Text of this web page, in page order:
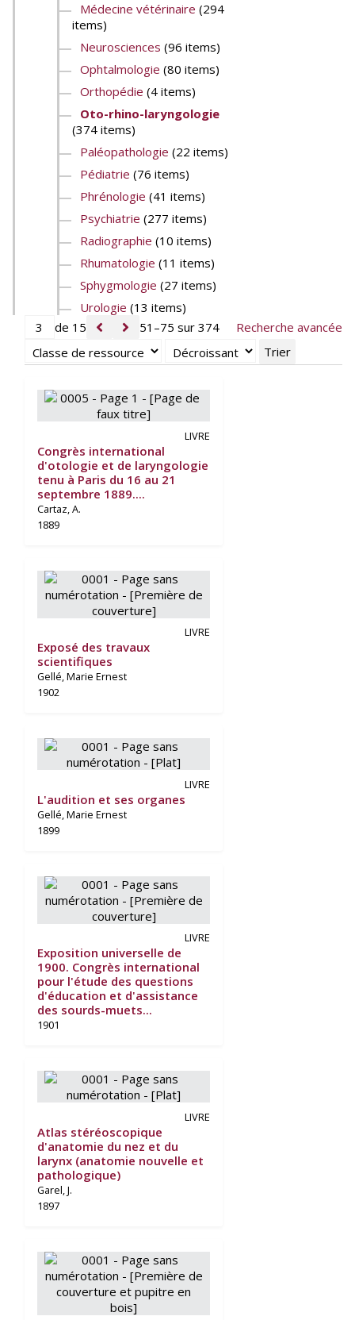
Médecine vétérinaire (294
items)
Neurosciences (96 items)
Ophtalmologie (80 items)
Orthopédie (4 items)
Oto-rhino-laryngologie
(374 items)
Paléopathologie (22 items)
Pédiatrie (76 items)
Phrénologie (41 items)
Psychiatrie (277 items)
Radiographie (10 items)
Rhumatologie (11 items)
Sphygmologie (27 items)
Urologie (13 items)
de 15
51–75 sur 374
Recherche avancée
Trier
LIVRE
Congrès international
d'otologie et de laryngologie
tenu à Paris du 16 au 21
septembre 1889....
Cartaz, A.
1889
LIVRE
Exposé des travaux
scientifiques
Gellé, Marie Ernest
1902
LIVRE
L'audition et ses organes
Gellé, Marie Ernest
1899
LIVRE
Exposition universelle de
1900. Congrès international
pour l'étude des questions
d'éducation et d'assistance
des sourds-muets...
1901
LIVRE
Atlas stéréoscopique
d'anatomie du nez et du
larynx (anatomie nouvelle et
pathologique)
Garel, J.
1897